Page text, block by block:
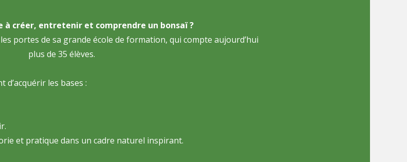
à créer, entretenir et comprendre un bonsaï ?
portes de sa grande école de formation, qui compte aujourd’hui
plus de 35 élèves.
les bases :
et pratique dans un cadre naturel inspirant.